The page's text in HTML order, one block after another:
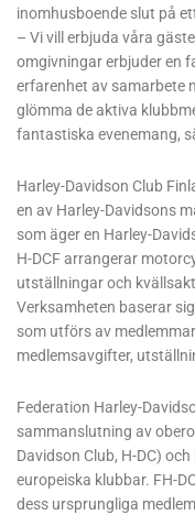
inomhusboende slut på
– Vi vill erbjuda våra
omgivningar erbjuder en
erfarenhet av samarbete
glömma de aktiva
fantastiska evenemang,
Harley-Davidson Club
en av Harley-Davidsons
som äger en Harley-
H-DCF arrangerar
utställningar och
Verksamheten baserar
som utförs av
medlemsavgifter,
Federation Harley-
sammanslutning av
Davidson Club, H-DC)
europeiska klubbar. FH-
dess ursprungliga